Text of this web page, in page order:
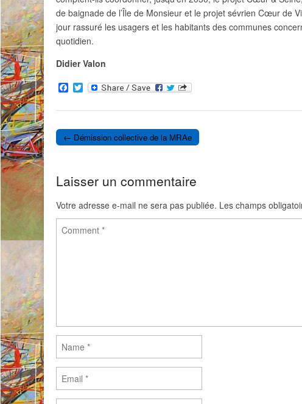
de baignade de l’Île de Monsieur et le projet sévrien Cœur de
jour rassuré les usagers et les habitants des communes
quotidien.
Didier Valon
F
a
c
b
o
o
T
w
i
t
e
r
Post navigation
← Démission collective de la MRAe
Laisser un commentaire
Votre adresse e-mail ne sera pas publiée. Les champs